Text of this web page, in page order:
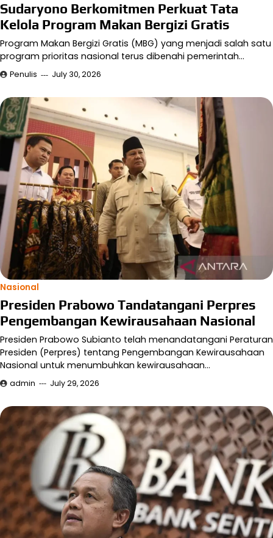
Sudaryono Berkomitmen Perkuat Tata
Kelola Program Makan Bergizi Gratis
Program Makan Bergizi Gratis (MBG) yang menjadi salah satu
program prioritas nasional terus dibenahi pemerintah…
Penulis July 30, 2026
Nasional
Presiden Prabowo Tandatangani Perpres
Pengembangan Kewirausahaan Nasional
Presiden Prabowo Subianto telah menandatangani Peraturan
Presiden (Perpres) tentang Pengembangan Kewirausahaan
Nasional untuk menumbuhkan kewirausahaan…
admin July 29, 2026